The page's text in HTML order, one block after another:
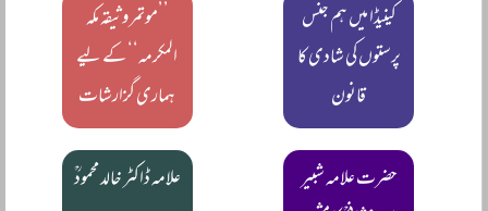
کینیڈا میں ہم جنس
پرستوں کی شادی کا
قانون
’’موتمر وثیقہ مکہ
المکرمہ‘‘ کے لیے
ہماری گزارشات
حضرت علامہ شبیر
علامہ ڈاکٹر خالد محمودؒ